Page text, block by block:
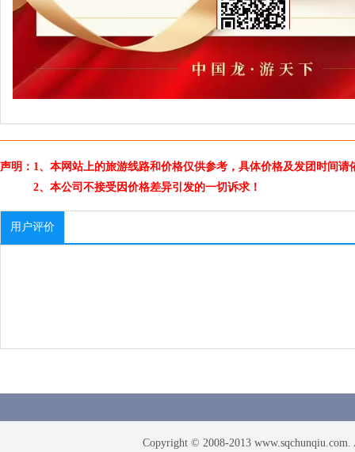
声明：1、本网站上的旅游线路和价格仅供参考，具体价格及发团时间
2、本公司不接受因价格差异引发的一切诉求！
用户评价
Copyright © 2008-2013